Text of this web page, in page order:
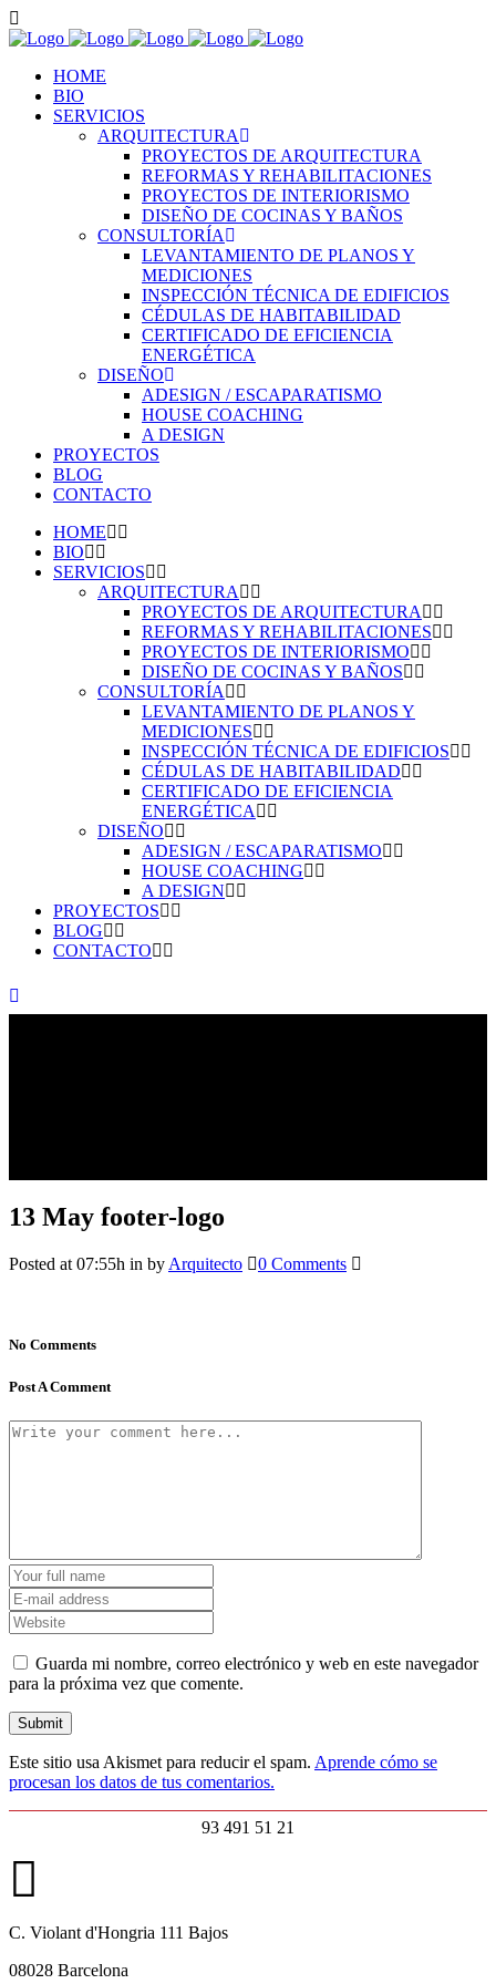
HOME
BIO
SERVICIOS
ARQUITECTURA
PROYECTOS DE ARQUITECTURA
REFORMAS Y REHABILITACIONES
PROYECTOS DE INTERIORISMO
DISEÑO DE COCINAS Y BAÑOS
CONSULTORÍA
LEVANTAMIENTO DE PLANOS Y
MEDICIONES
INSPECCIÓN TÉCNICA DE EDIFICIOS
CÉDULAS DE HABITABILIDAD
CERTIFICADO DE EFICIENCIA
ENERGÉTICA
DISEÑO
ADESIGN / ESCAPARATISMO
HOUSE COACHING
A DESIGN
PROYECTOS
BLOG
CONTACTO
HOME
BIO
SERVICIOS
ARQUITECTURA
PROYECTOS DE ARQUITECTURA
REFORMAS Y REHABILITACIONES
PROYECTOS DE INTERIORISMO
DISEÑO DE COCINAS Y BAÑOS
CONSULTORÍA
LEVANTAMIENTO DE PLANOS Y
MEDICIONES
INSPECCIÓN TÉCNICA DE EDIFICIOS
CÉDULAS DE HABITABILIDAD
CERTIFICADO DE EFICIENCIA
ENERGÉTICA
DISEÑO
ADESIGN / ESCAPARATISMO
HOUSE COACHING
A DESIGN
PROYECTOS
BLOG
CONTACTO
13 May footer-logo
Posted at 07:55h in by Arquitecto 0 Comments
No Comments
Post A Comment
Guarda mi nombre, correo electrónico y web en este navegador
para la próxima vez que comente.
Este sitio usa Akismet para reducir el spam. Aprende cómo se
procesan los datos de tus comentarios.
93 491 51 21
C. Violant d'Hongria 111 Bajos
08028 Barcelona